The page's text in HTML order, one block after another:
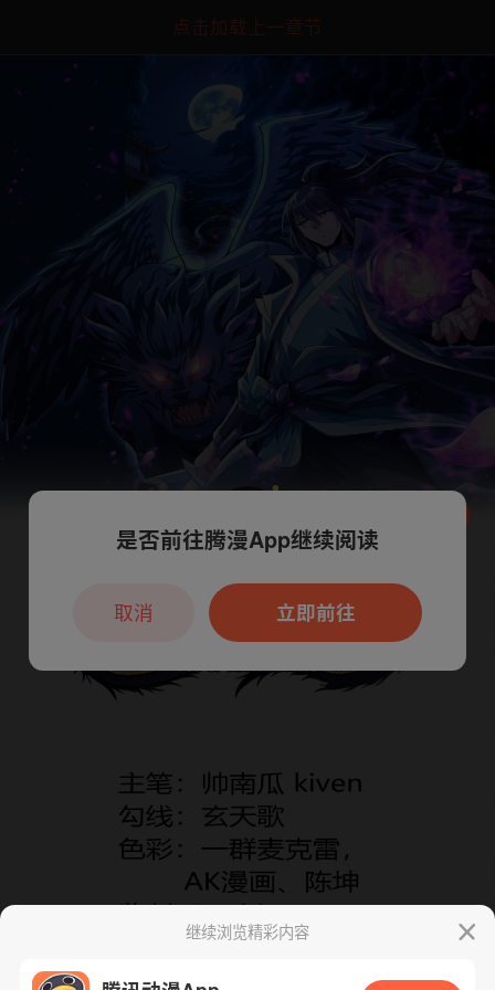
点击加载上一章节
继续浏览精彩内容
本章节仅支持App阅读，可打开App新用
户7天免费看
是否前往腾漫App继续阅读
立即前往
取消